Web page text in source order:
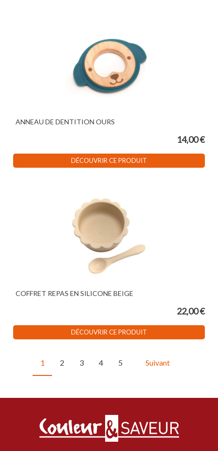
ANNEAU DE DENTITION OURS
14,00 €
DÉCOUVRIR CE PRODUIT
COFFRET REPAS EN SILICONE BEIGE
22,00 €
DÉCOUVRIR CE PRODUIT
1 2 3 4 5 Suivant